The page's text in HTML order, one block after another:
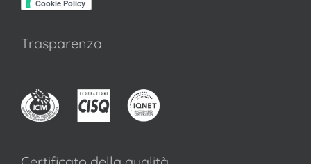
Trasparenza